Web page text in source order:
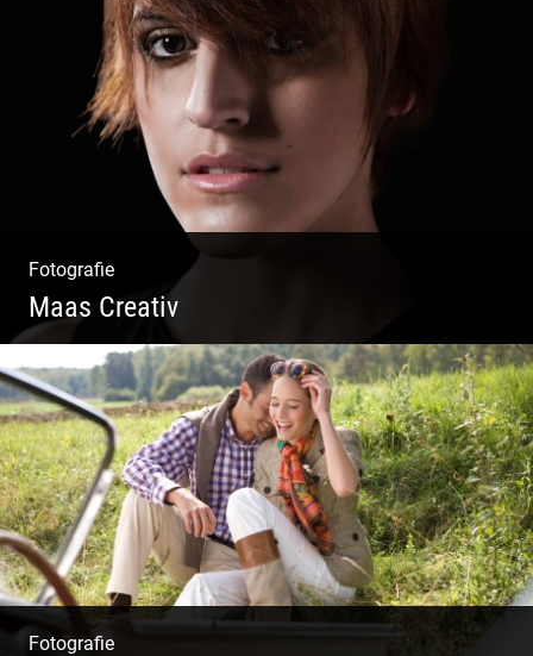
Fotografie
Maas Creativ
Wella Trendshows | Kreatives Styling |
Friseur Salon | Haar Trends
Fotografie